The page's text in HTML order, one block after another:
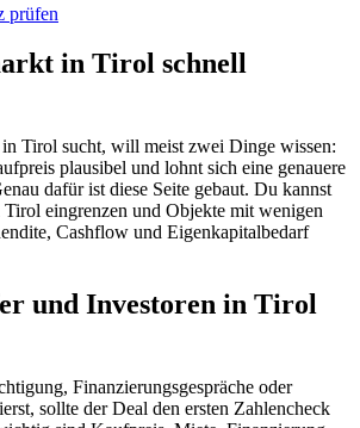
prüfen
in Tirol schnell
Tirol sucht, will meist zwei Dinge wissen:
plausibel und lohnt sich eine genauere
dafür ist diese Seite gebaut. Du kannst
eingrenzen und Objekte mit wenigen
Cashflow und Eigenkapitalbedarf
und Investoren in Tirol
Finanzierungsgespräche oder
sollte der Deal den ersten Zahlencheck